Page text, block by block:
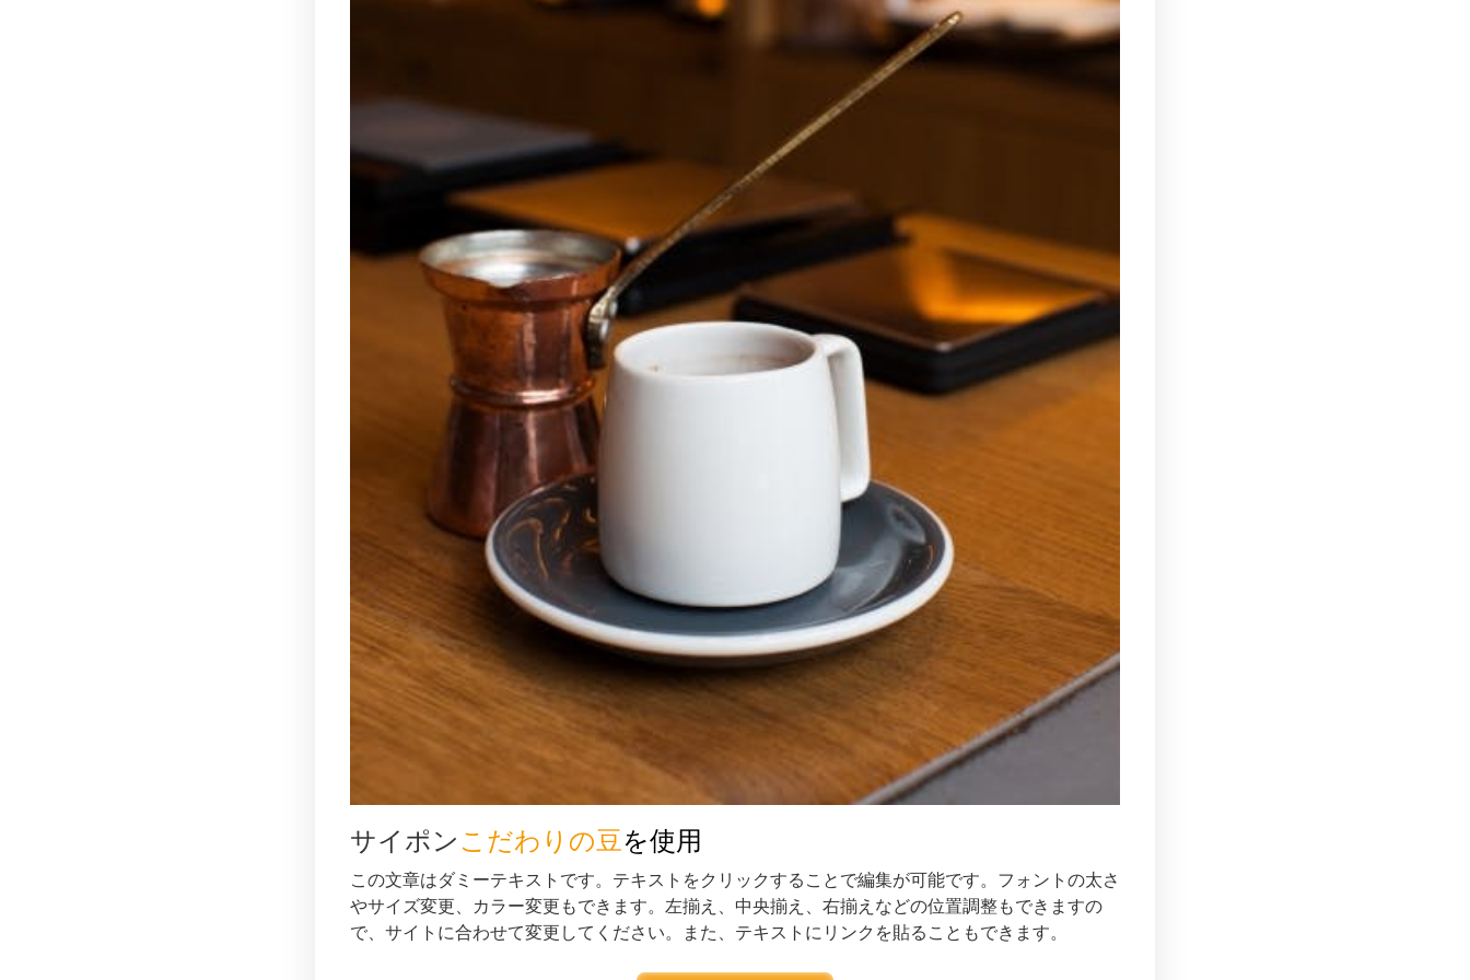
サイポンこだわりの豆を使用
この文章はダミーテキストです。テキストをクリックすることで編集が可能です。フォントの太さ
やサイズ変更、カラー変更もできます。左揃え、中央揃え、右揃えなどの位置調整もできますの
で、サイトに合わせて変更してください。また、テキストにリンクを貼ることもできます。